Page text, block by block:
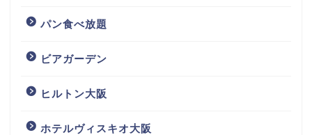
パン食べ放題
ビアガーデン
ヒルトン大阪
ホテルヴィスキオ大阪